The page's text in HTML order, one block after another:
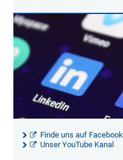
Finde uns auf Facebook
Unser YouTube Kanal